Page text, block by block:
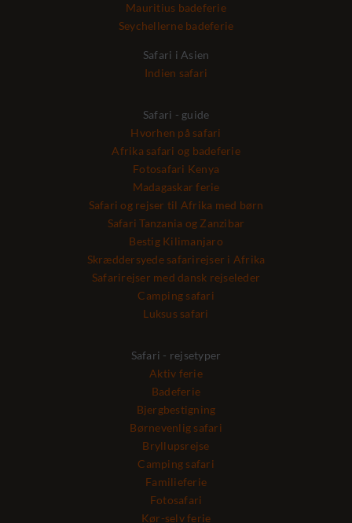
Mauritius badeferie
Seychellerne badeferie
Safari i Asien
Indien safari
Safari - guide
Hvorhen på safari
Afrika safari og badeferie
Fotosafari Kenya
Madagaskar ferie
Safari og rejser til Afrika med børn
Safari Tanzania og Zanzibar
Bestig Kilimanjaro
Skræddersyede safarirejser i Afrika
Safarirejser med dansk rejseleder
Camping safari
Luksus safari
Safari - rejsetyper
Aktiv ferie
Badeferie
Bjergbestigning
Børnevenlig safari
Bryllupsrejse
Camping safari
Familieferie
Fotosafari
Kør-selv ferie